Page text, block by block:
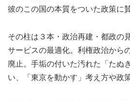
彼のこの国の本質をついた政策に
その柱は３本・政治再建・都政の
サービスの最適化。利権政治から
廃止。手垢の付いた汚れた「たぬ
い、「東京を動かす」考え方や政